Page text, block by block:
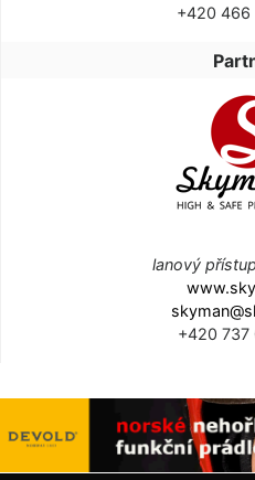
+420 466
lanový
+420 737